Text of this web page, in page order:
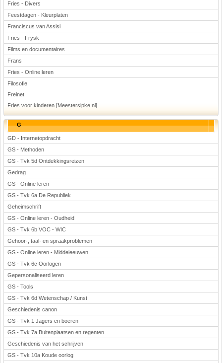
Fries - Divers
Feestdagen - Kleurplaten
Franciscus van Assisi
Fries - Frysk
Films en documentaires
Frans
Fries - Online leren
Filosofie
Freinet
Fries voor kinderen [Meestersipke.nl]
G
GD - Internetopdracht
GS - Methoden
GS - Tvk 5d Ontdekkingsreizen
Gedrag
GS - Online leren
GS - Tvk 6a De Republiek
Geheimschrift
GS - Online leren - Oudheid
GS - Tvk 6b VOC - WIC
Gehoor-, taal- en spraakproblemen
GS - Online leren - Middeleeuwen
GS - Tvk 6c Oorlogen
Gepersonaliseerd leren
GS - Tools
GS - Tvk 6d Wetenschap / Kunst
Geschiedenis canon
GS - Tvk 1 Jagers en boeren
GS - Tvk 7a Buitenplaatsen en regenten
Geschiedenis van het schrijven
GS - Tvk 10a Koude oorlog